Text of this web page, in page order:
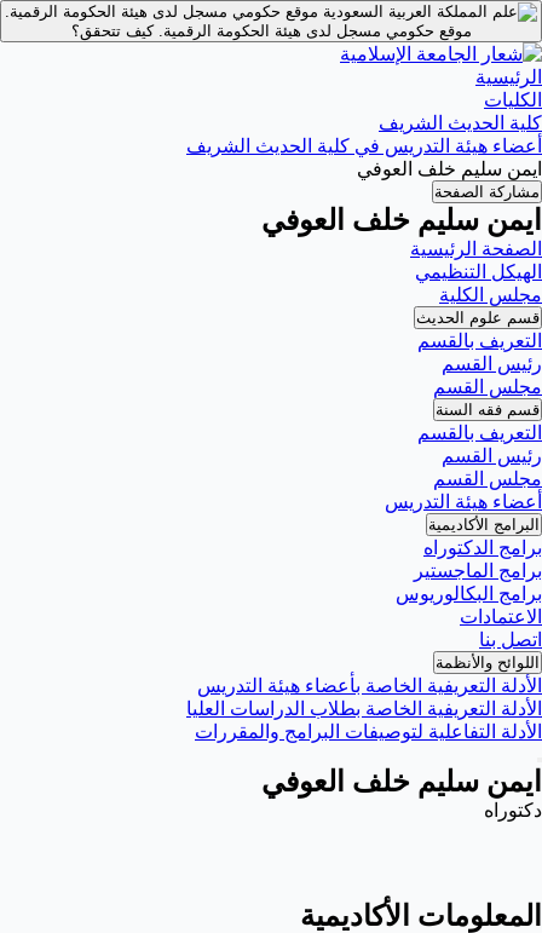
موقع حكومي مسجل لدى هيئة الحكومة الرقمية.
موقع حكومي مسجل لدى هيئة الحكومة الرقمية.كيف تتحقق؟
الرئيسية
الكليات
كلية الحديث الشريف
أعضاء هيئة التدريس في كلية الحديث الشريف
ايمن سليم خلف العوفي
مشاركة الصفحة
ايمن سليم خلف العوفي
الصفحة الرئيسية
الهيكل التنظيمي
مجلس الكلية
قسم علوم الحديث
التعريف بالقسم
رئيس القسم
مجلس القسم
قسم فقه السنة
التعريف بالقسم
رئيس القسم
مجلس القسم
أعضاء هيئة التدريس
البرامج الأكاديمية
برامج الدكتوراه
برامج الماجستير
برامج البكالوريوس
الاعتمادات
اتصل بنا
اللوائح والأنظمة
الأدلة التعريفية الخاصة بأعضاء هيئة التدريس
الأدلة التعريفية الخاصة بطلاب الدراسات العليا
الأدلة التفاعلية لتوصيفات البرامج والمقررات
ايمن سليم خلف العوفي
دكتوراه
المعلومات الأكاديمية